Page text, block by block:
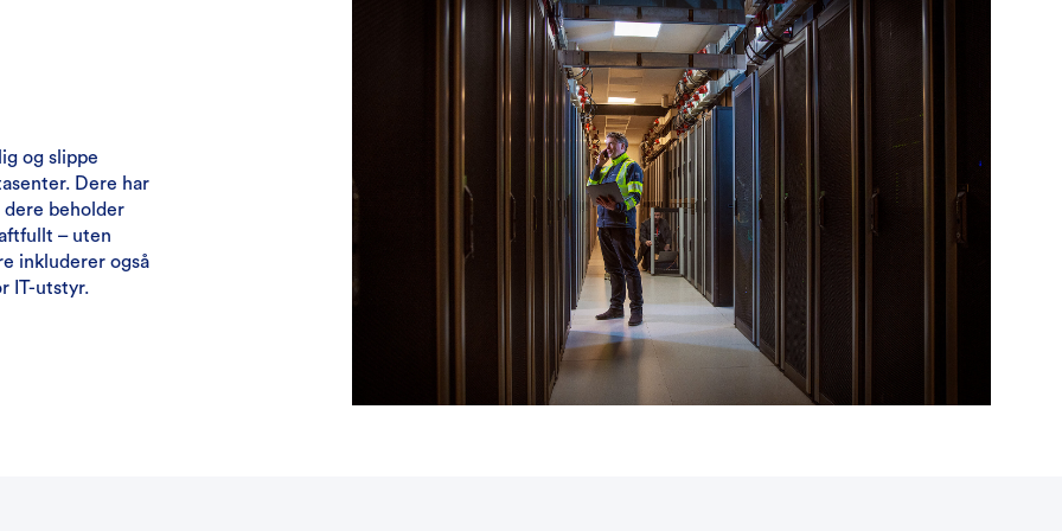
og slippe
Dere har
beholder
– uten
inkluderer også
IT-utstyr.